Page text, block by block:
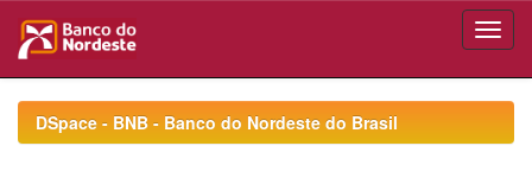
navigationDSpace - BNB - Banco do Nordeste do Brasil